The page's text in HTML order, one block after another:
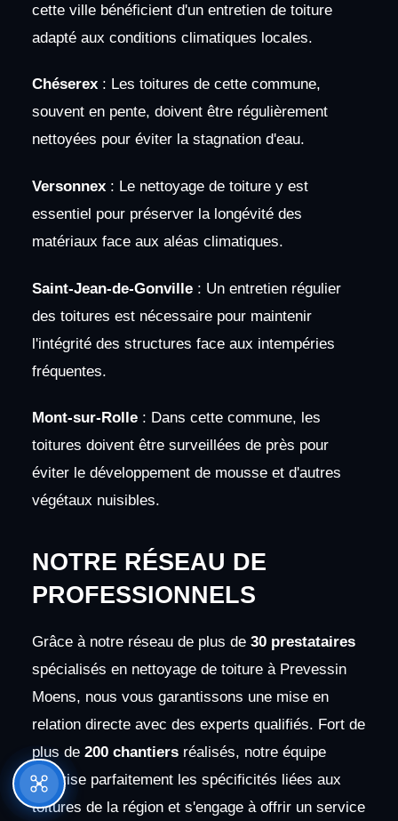
cette ville bénéficient d'un entretien de toiture
adapté aux conditions climatiques locales.
Chéserex: Les toitures de cette commune,
souvent en pente, doivent être régulièrement
nettoyées pour éviter la stagnation d'eau.
Versonnex: Le nettoyage de toiture y est
essentiel pour préserver la longévité des
matériaux face aux aléas climatiques.
Saint-Jean-de-Gonville: Un entretien régulier
des toitures est nécessaire pour maintenir
l'intégrité des structures face aux intempéries
fréquentes.
Mont-sur-Rolle: Dans cette commune, les
toitures doivent être surveillées de près pour
éviter le développement de mousse et d'autres
végétaux nuisibles.
NOTRE RÉSEAU DE
PROFESSIONNELS
Grâce à notre réseau de plus de 30 prestataires
spécialisés en nettoyage de toiture à Prevessin
Moens, nous vous garantissons une mise en
relation directe avec des experts qualifiés. Fort de
plus de 200 chantiersréalisés, notre équipe
maîtrise parfaitement les spécificités liées aux
toitures de la région et s'engage à offrir un service